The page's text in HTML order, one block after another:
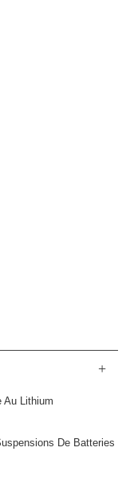
Au Lithium
De Batteries